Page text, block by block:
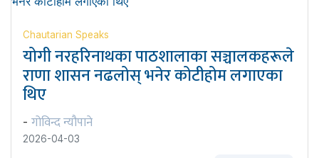
Chautarian Speaks
योगी नरहरिनाथका पाठशालाका सञ्चालकहरूले
राणा शासन नढलोस् भनेर कोटीहोम लगाएका
थिए
- गोविन्द न्यौपाने
2026-04-03